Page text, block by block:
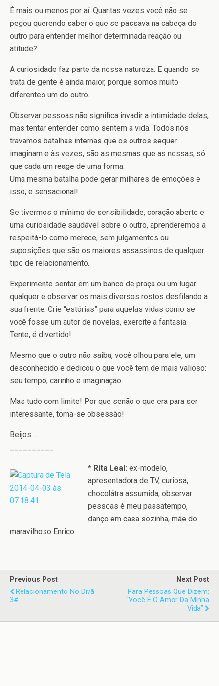
É mais ou menos por aí. Quantas vezes você não se
pegou querendo saber o que se passava na cabeça do
outro para entender melhor determinada reação ou
atitude?
A curiosidade faz parte da nossa natureza. E quando se
trata de gente é ainda maior, porque somos muito
diferentes um do outro.
Observar pessoas não significa invadir a intimidade delas,
mas tentar entender como sentem a vida. Todos nós
travamos batalhas internas que os outros sequer
imaginam e às vezes, são as mesmas que as nossas, só
que cada um reage de uma forma.
Uma mesma batalha pode gerar milhares de emoções e
isso, é sensacional!
Se tivermos o mínimo de sensibilidade, coração aberto e
uma curiosidade saudável sobre o outro, aprenderemos a
respeitá-lo como merece, sem julgamentos ou
suposições que são os maiores assassinos de qualquer
tipo de relacionamento.
Experimente sentar em um banco de praça ou um lugar
qualquer e observar os mais diversos rostos desfilando a
sua frente. Crie “estórias” para aquelas vidas como se
você fosse um autor de novelas, exercite a fantasia.
Tente, é divertido!
Mesmo que o outro não saiba, você olhou para ele, um
desconhecido e dedicou o que você tem de mais valioso:
seu tempo, carinho e imaginação.
Mas tudo com limite! Por que senão o que era para ser
interessante, torna-se obsessão!
Beijos…
* Rita Leal: ex-modelo,
apresentadora de TV, curiosa,
chocolátra assumida, observar
pessoas é meu passatempo,
danço em casa sozinha, mãe do
maravilhoso Enrico.
Previous Post
Relacionamento No Divã
3#
Next Post
Para Pessoas Que Dizem:
“Você É O Amor Da Minha
Vida”